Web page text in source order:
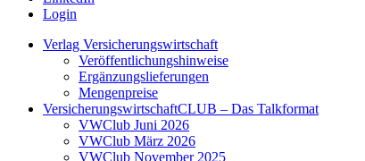
Login
Verlag Versicherungswirtschaft
Veröffentlichungshinweise
Ergänzungslieferungen
Mengenpreise
VersicherungswirtschaftCLUB – Das Talkformat
VWClub Juni 2026
VWClub März 2026
VWClub November 2025